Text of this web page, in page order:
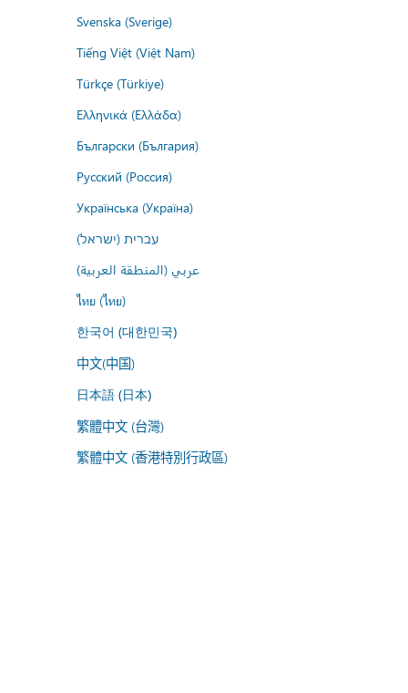
Svenska (Sverige)
Tiếng Việt (Việt Nam)
Türkçe (Türkiye)
Ελληνικά (Ελλάδα)
Български (България)
Русский (Россия)
Українська (Україна)
עברית (ישראל)
عربي (المنطقة العربية)
ไทย (ไทย)
한국어 (대한민국)
中文(中国)
日本語 (日本)
繁體中文 (台灣)
繁體中文 (香港特別行政區)